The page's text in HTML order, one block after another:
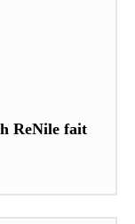
ReNile fait